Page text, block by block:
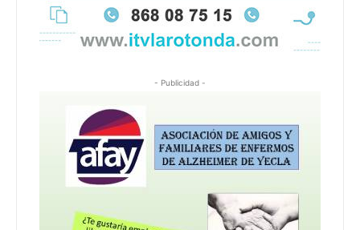
- Publicidad -